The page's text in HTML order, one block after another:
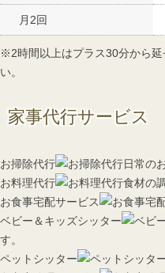
月2回
※2時間以上はプラス30分から
い。
家事代行サービス
お掃除代行
日常の
お料理代行
食材の
お食事宅配サービス
ベビー＆キッズシッター
す。
ペットシッター